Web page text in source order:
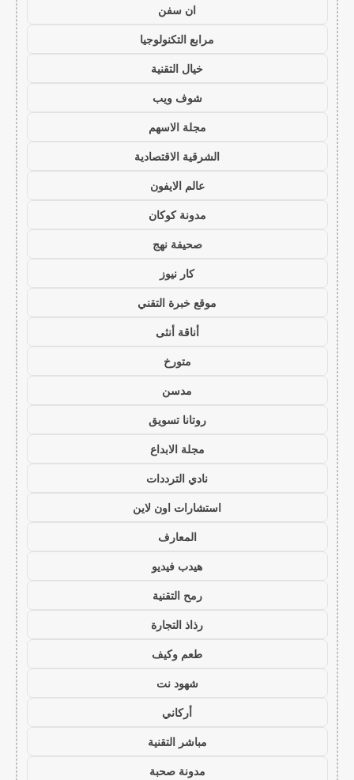
ان سفن
مرابع التكنولوجيا
خيال التقنية
شوف ويب
مجلة الاسهم
الشرقية الاقتصادية
عالم الايفون
مدونة كوكان
صحيفة نهج
كار نيوز
موقع خبرة التقني
أناقة أنثى
متورخ
مدسن
روتانا تسويق
مجلة الابداع
نادي الترددات
استشارات اون لاين
المعارف
هيدب فيديو
رمح التقنية
رذاذ التجارة
طعم وكيف
شهود نت
أركاني
مباشر التقنية
مدونة صحبة